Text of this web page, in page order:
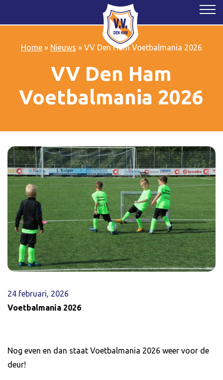
Home» Nieuws » VV Den Ham Voetbalmania 2026
VV Den Ham
Voetbalmania 2026
24 februari, 2026
Voetbalmania 2026
Nog even en dan staat Voetbalmania 2026 weer voor de
deur!